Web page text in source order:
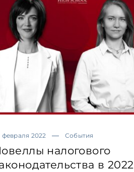
февраля 2022 События
налогового
в 2022